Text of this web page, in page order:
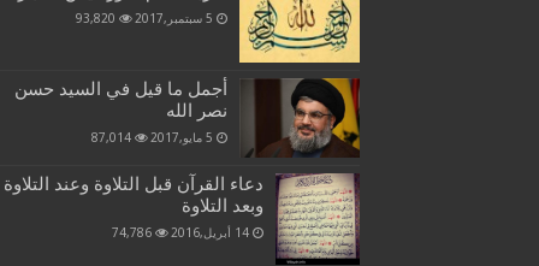
5 سبتمبر,2017 93,820
أجمل ما قيل في السيد حسن
نصر الله
5 مايو,2017 87,014
دعاء القرآن قبل التلاوة وعند التلاوة
وبعد التلاوة
14 أبريل,2016 74,786